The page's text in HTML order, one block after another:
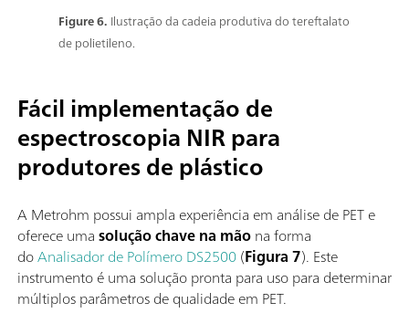
Figure 6. Ilustração da cadeia produtiva do tereftalato
de polietileno.
Fácil implementação de
espectroscopia NIR para
produtores de plástico
A Metrohm possui ampla experiência em análise de PET e
oferece umasolução chave na mãona forma
doAnalisador de Polímero DS2500(Figura 7). Este
instrumento é uma solução pronta para uso para determinar
múltiplos parâmetros de qualidade em PET.